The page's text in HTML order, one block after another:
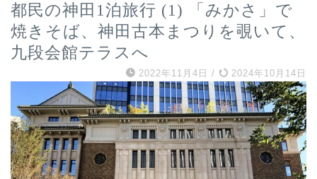
都民の神田1泊旅行 (1) 「みかさ」で
焼きそば、神田古本まつりを覗いて、
九段会館テラスへ
2022年11月4日 / 2024年10月14日